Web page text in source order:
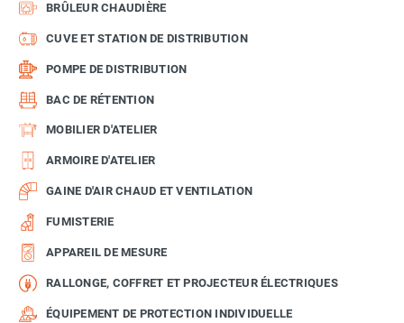
BRÛLEUR CHAUDIÈRE
CUVE ET STATION DE DISTRIBUTION
POMPE DE DISTRIBUTION
BAC DE RÉTENTION
MOBILIER D'ATELIER
ARMOIRE D'ATELIER
GAINE D'AIR CHAUD ET VENTILATION
FUMISTERIE
APPAREIL DE MESURE
RALLONGE, COFFRET ET PROJECTEUR ÉLECTRIQUES
ÉQUIPEMENT DE PROTECTION INDIVIDUELLE